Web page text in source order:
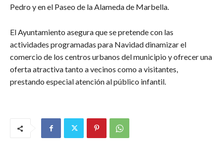
Pedro y en el Paseo de la Alameda de Marbella.
El Ayuntamiento asegura que se pretende con las
actividades programadas para Navidad dinamizar el
comercio de los centros urbanos del municipio y ofrecer una
oferta atractiva tanto a vecinos como a visitantes,
prestando especial atención al público infantil.